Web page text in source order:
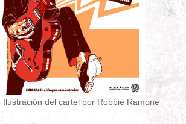
Ilustración del cartel por Robbie Ramone